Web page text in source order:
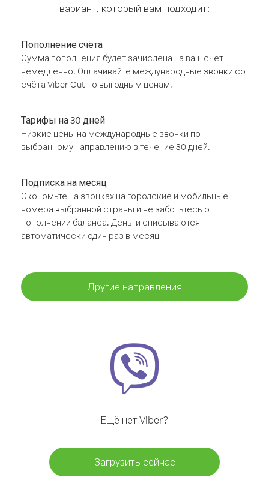
вариант, который вам подходит:
Пополнение счёта
Сумма пополнения будет зачислена на ваш счёт
немедленно. Оплачивайте международные звонки со
счёта Viber Out по выгодным ценам.
Тарифы на 30 дней
Низкие цены на международные звонки по
выбранному направлению в течение 30 дней.
Подписка на месяц
Экономьте на звонках на городские и мобильные
номера выбранной страны и не заботьтесь о
пополнении баланса. Деньги списываются
автоматически один раз в месяц
Другие направления
Ещё нет Viber?
Загрузить сейчас